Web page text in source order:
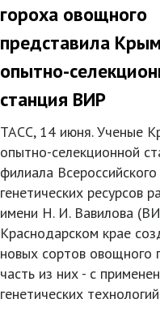
гороха овощного
представила
опытно-
станция ВИР
ТАСС, 14 июня. Ученые
опытно-селекционной
филиала
генетических ресурсов
имени Н. И. Вавилова
Краснодарском крае
новых сортов овощного
часть из них - с
генетических